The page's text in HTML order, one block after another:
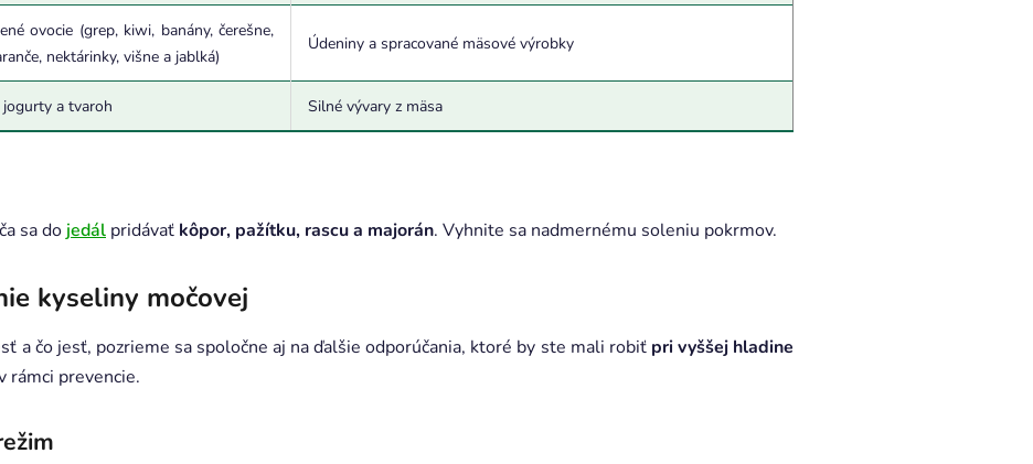
ovocie (grep, kiwi, banány, čerešne,
nektárinky, višne a jablká)
Údeniny a spracované mäsové výrobky
jogurty a tvaroh Silné vývary z mäsa
sa do jedál pridávať kôpor, pažítku, rascu a majorán. Vyhnite sa nadmernému soleniu pokrmov.
kyseliny močovej
a čo jesť, pozrieme sa spoločne aj na ďalšie odporúčania, ktoré by ste mali robiť pri vyššej hladine
rámci prevencie.